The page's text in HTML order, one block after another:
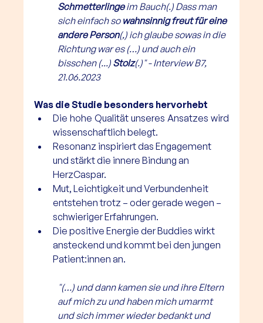
Schmetterlinge im Bauch(.) Dass man
sich einfach so wahnsinnig freut für eine
andere Person(,) ich glaube sowas in die
Richtung war es (…) und auch ein
bisschen (...) Stolz(.)" - Interview B7,
21.06.2023
Was die Studie besonders hervorhebt
Die hohe Qualität unseres Ansatzes wird
wissenschaftlich belegt.
Resonanz inspiriert das Engagement
und stärkt die innere Bindung an
HerzCaspar.
Mut, Leichtigkeit und Verbundenheit
entstehen trotz – oder gerade wegen –
schwieriger Erfahrungen.
Die positive Energie der Buddies wirkt
ansteckend und kommt bei den jungen
Patient:innen an.
"(…) und dann kamen sie und ihre Eltern
auf mich zu und haben mich umarmt
und sich immer wieder bedankt und